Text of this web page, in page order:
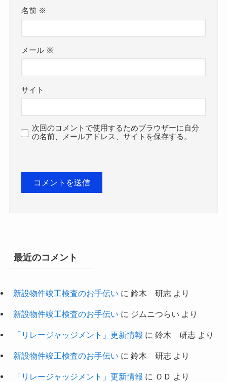
名前 ※
メール ※
サイト
次回のコメントで使用するためブラウザーに自分
の名前、メールアドレス、サイトを保存する。
最近のコメント
新設物件竣工検査のお手伝い に 鈴木 研志より
新設物件竣工検査のお手伝い に ジムニつらい より
「リレージャッジメント」更新情報 に 鈴木 研志より
新設物件竣工検査のお手伝い に 鈴木 研志より
「リレージャッジメント」更新情報 に ＯＤ より